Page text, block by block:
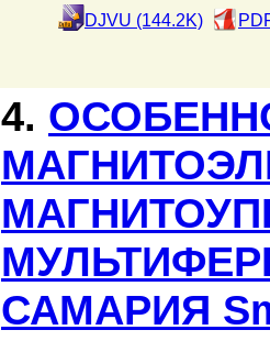
DJVU (144.2K)
4.
САМАРИЯ